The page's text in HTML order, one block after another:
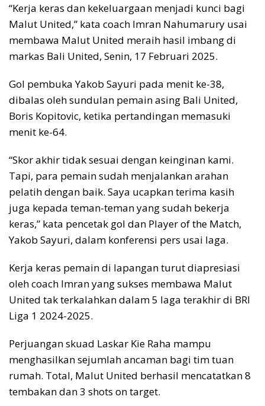
“Kerja keras dan kekeluargaan menjadi kunci bagi
Malut United,” kata coach Imran Nahumarury usai
membawa Malut United meraih hasil imbang di
markas Bali United, Senin, 17 Februari 2025.
Gol pembuka Yakob Sayuri pada menit ke-38,
dibalas oleh sundulan pemain asing Bali United,
Boris Kopitovic, ketika pertandingan memasuki
menit ke-64.
“Skor akhir tidak sesuai dengan keinginan kami.
Tapi, para pemain sudah menjalankan arahan
pelatih dengan baik. Saya ucapkan terima kasih
juga kepada teman-teman yang sudah bekerja
keras,” kata pencetak gol dan Player of the Match,
Yakob Sayuri, dalam konferensi pers usai laga.
Kerja keras pemain di lapangan turut diapresiasi
oleh coach Imran yang sukses membawa Malut
United tak terkalahkan dalam 5 laga terakhir di BRI
Liga 1 2024-2025.
Perjuangan skuad Laskar Kie Raha mampu
menghasilkan sejumlah ancaman bagi tim tuan
rumah. Total, Malut United berhasil mencatatkan 8
tembakan dan 3 shots on target.